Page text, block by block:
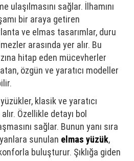
ulaşılmasını sağlar. İlhamını
bir araya getiren
ve elmas tasarımlar, duru
arasında yer alır. Bu
hitap eden mücevherler
özgün ve yaratıcı modeller
klasik ve yaratıcı
Özellikle detayı bol
sağlar. Bunun yanı sıra
sunulan elmas yüzük,
buluşturur. Şıklığa giden